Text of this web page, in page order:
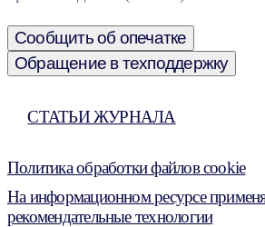
Сообщить об опечатке
Обращение в техподдержку
СТАТЬИ ЖУРНАЛА
Политика обработки файлов cookie
На информационном ресурсе
рекомендательные технологии